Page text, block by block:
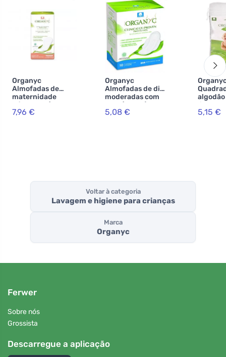
Organyc
Almofadas de
maternidade
pós-parto (12
pcs) - 100%
7,96 €
Organyc
Almofadas de dia
moderadas com
asas (10 pcs) -
100% algodão
5,08 €
(60 pcs)
5,15 €
Voltar à categoria
Lavagem e higiene para crianças
Marca
Organyc
Ferwer
Sobre nós
Grossista
Descarregue a aplicação